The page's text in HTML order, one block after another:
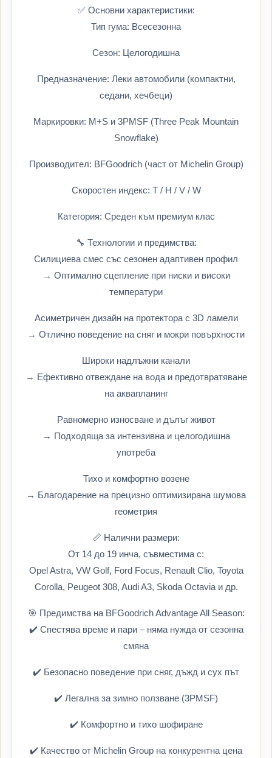
✅ Основни характеристики:
Тип гума: Всесезонна
Сезон: Целогодишна
Предназначение: Леки автомобили (компактни,
седани, хечбеци)
Маркировки: M+S и 3PMSF (Three Peak Mountain
Snowflake)
Производител: BFGoodrich (част от Michelin Group)
Скоростен индекс: T / H / V / W
Категория: Среден към премиум клас
🔧 Технологии и предимства:
Силициева смес със сезонен адаптивен профил
→ Оптимално сцепление при ниски и високи
температури
Асиметричен дизайн на протектора с 3D ламели
→ Отлично поведение на сняг и мокри повърхности
Широки надлъжни канали
→ Ефективно отвеждане на вода и предотвратяване
на аквапланинг
Равномерно износване и дълъг живот
→ Подходяща за интензивна и целогодишна
употреба
Тихо и комфортно возене
→ Благодарение на прецизно оптимизирана шумова
геометрия
📏 Налични размери:
От 14 до 19 инча, съвместима с:
Opel Astra, VW Golf, Ford Focus, Renault Clio, Toyota
Corolla, Peugeot 308, Audi A3, Skoda Octavia и др.
🎯 Предимства на BFGoodrich Advantage All Season:
✔️ Спестява време и пари – няма нужда от сезонна
смяна
✔️ Безопасно поведение при сняг, дъжд и сух път
✔️ Легална за зимно ползване (3PMSF)
✔️ Комфортно и тихо шофиране
✔️ Качество от Michelin Group на конкурентна цена